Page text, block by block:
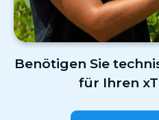
Benötigen Sie
für Ihren